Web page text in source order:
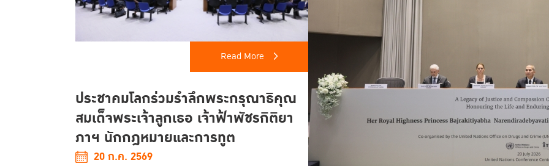
Read More
ประชาคมโลกร่วมรำลึกพระกรุณาธิคุณ
สมเด็จพระเจ้าลูกเธอ เจ้าฟ้าพัชรกิติยา
ภาฯ นักกฎหมายและการทูต
20 ก.ค. 2569